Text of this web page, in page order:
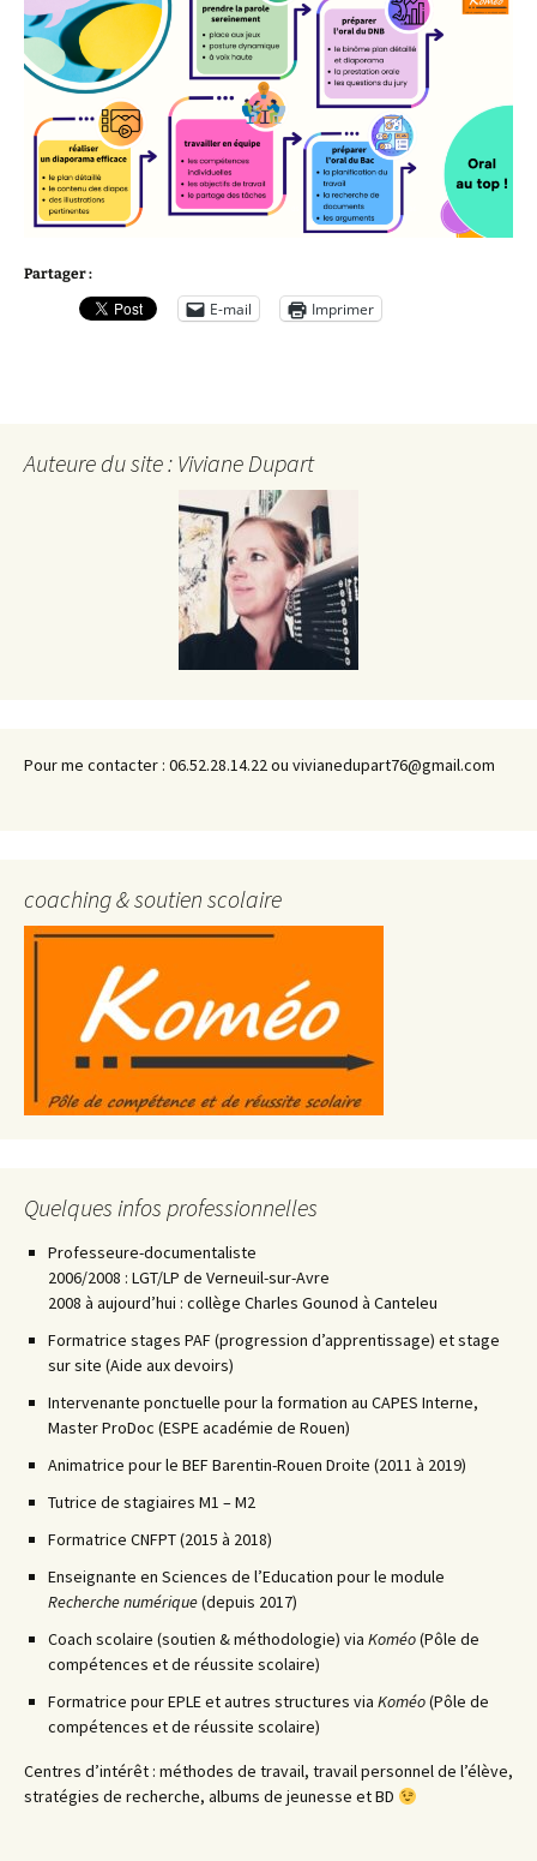
Partager :
E-mail Imprimer
Auteure du site : Viviane Dupart
Pour me contacter : 06.52.28.14.22 ou vivianedupart76@gmail.com
coaching & soutien scolaire
Quelques infos professionnelles
Professeure-documentaliste
2006/2008 : LGT/LP de Verneuil-sur-Avre
2008 à aujourd’hui : collège Charles Gounod à Canteleu
Formatrice stages PAF (progression d’apprentissage) et stage
sur site (Aide aux devoirs)
Intervenante ponctuelle pour la formation au CAPES Interne,
Master ProDoc (ESPE académie de Rouen)
Animatrice pour le BEF Barentin-Rouen Droite (2011 à 2019)
Tutrice de stagiaires M1 – M2
Formatrice CNFPT (2015 à 2018)
Enseignante en Sciences de l’Education pour le module
Recherche numérique(depuis 2017)
Coach scolaire (soutien & méthodologie) via Koméo(Pôle de
compétences et de réussite scolaire)
Formatrice pour EPLE et autres structures via Koméo(Pôle de
compétences et de réussite scolaire)
Centres d’intérêt : méthodes de travail, travail personnel de l’élève,
stratégies de recherche, albums de jeunesse et BD